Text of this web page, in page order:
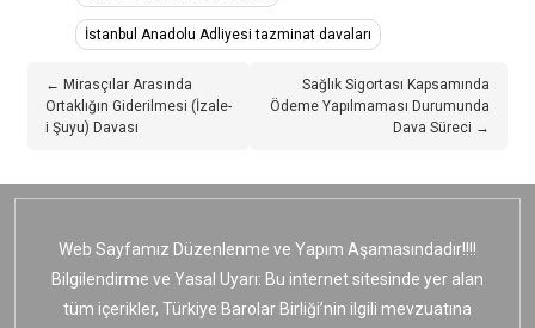
İstanbul Anadolu Adliyesi tazminat davaları
← Mirasçılar Arasında
Ortaklığın Giderilmesi (İzale-
i Şuyu) Davası
Sağlık Sigortası Kapsamında
Ödeme Yapılmaması Durumunda
Dava Süreci →
Web Sayfamız Düzenlenme ve Yapım Aşamasındadır!!!!
Bilgilendirme ve Yasal Uyarı: Bu internet sitesinde yer alan
tüm içerikler, Türkiye Barolar Birliği’nin ilgili mevzuatına